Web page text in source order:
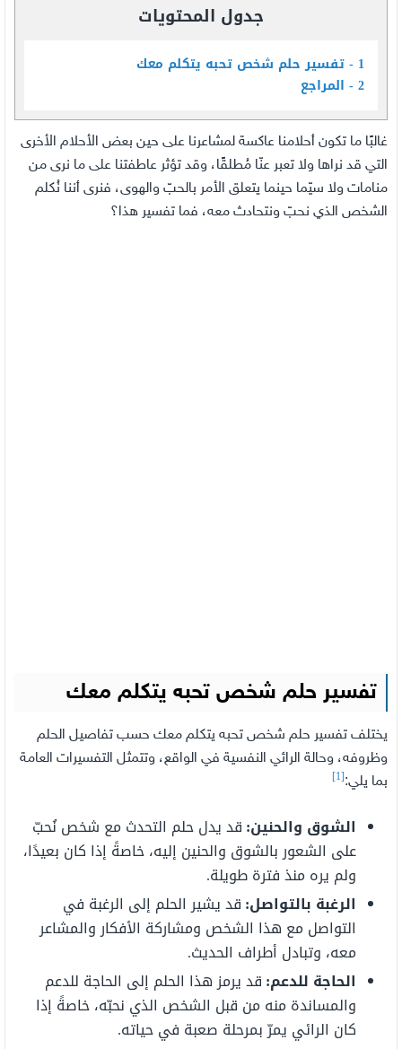
جدول المحتويات
1 تفسير حلم شخص تحبه يتكلم معك
2 المراجع
غالبًا ما تكون أحلامنا عاكسة لمشاعرنا على حين بعض الأحلام الأخرى
التي قد نراها ولا تعبر عنّا مُطلقًا، وقد تؤثر عاطفتنا على ما نرى من
منامات ولا سيّما حينما يتعلق الأمر بالحبّ والهوى، فنرى أننا نُكلم
الشخص الذي نحبّ ونتحادث معه، فما تفسير هذا؟
تفسير حلم شخص تحبه يتكلم معك
يختلف تفسير حلم شخص تحبه يتكلم معك حسب تفاصيل الحلم
وظروفه، وحالة الرائي النفسية في الواقع، وتتمثل التفسيرات العامة
بما يلي:[1]
الشوق والحنين:قد يدل حلم التحدث مع شخص نُحبّ
على الشعور بالشوق والحنين إليه، خاصةً إذا كان بعيدًا،
ولم يره منذ فترة طويلة.
الرغبة بالتواصل:قد يشير الحلم إلى الرغبة في
التواصل مع هذا الشخص ومشاركة الأفكار والمشاعر
معه، وتبادل أطراف الحديث.
الحاجة للدعم:قد يرمز هذا الحلم إلى الحاجة للدعم
والمساندة منه من قبل الشخص الذي نحبّه، خاصةً إذا
كان الرائي يمرّ بمرحلة صعبة في حياته.